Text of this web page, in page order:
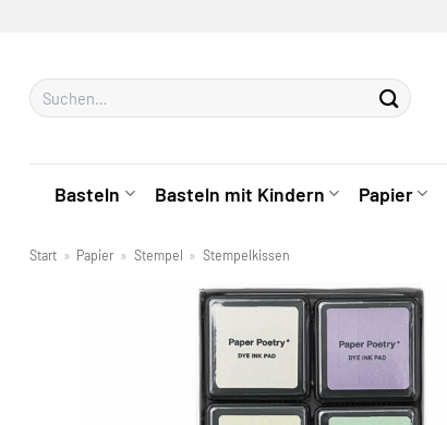
springen
Suchen
nach:
Basteln Basteln mit Kindern Papier
Start » Papier » Stempel » Stempelkissen